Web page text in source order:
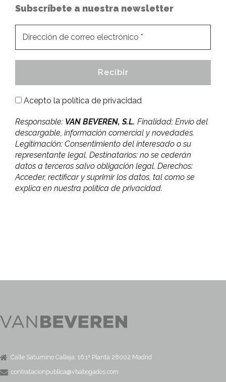
Subscríbete a nuestra newsletter
Acepto la política de privacidad
Responsable: VAN BEVEREN, S.L. Finalidad: Envío del
descargable, información comercial y novedades.
Legitimación: Consentimiento del interesado o su
representante legal. Destinatarios: no se cederán
datos a terceros salvo obligación legal. Derechos:
Acceder, rectificar y suprimir los datos, tal como se
explica en nuestra política de privacidad.
Calle Saturnino Calleja, 16 1ª Planta 28002 Madrid
contratacionpublica@vbabogados.com